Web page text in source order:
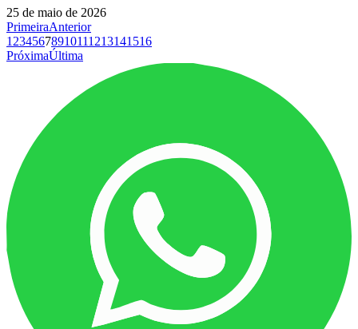
25 de maio de 2026
PrimeiraAnterior
1 2345678910111213141516
PróximaÚltima